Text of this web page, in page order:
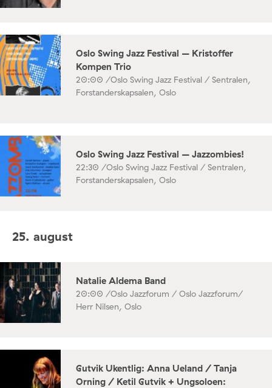
Oslo Swing Jazz Festival – Kristoffer
Kompen Trio
20:00 /Oslo Swing Jazz Festival / Sentralen,
Forstanderskapsalen, Oslo
Oslo Swing Jazz Festival – Jazzombies!
22:30 /Oslo Swing Jazz Festival / Sentralen,
Forstanderskapsalen, Oslo
25. august
Natalie Aldema Band
20:00 /Oslo Jazzforum / Oslo Jazzforum/
Herr Nilsen, Oslo
Gutvik Ukentlig: Anna Ueland / Tanja
Orning / Ketil Gutvik + Ungsoloen: